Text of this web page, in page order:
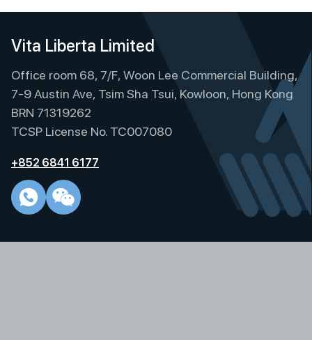
Vita Liberta Limited
Office room 68, 7/F, Woon Lee Commercial Building,
7-9 Austin Ave, Tsim Sha Tsui, Kowloon, Hong Kong
BRN 71319262
TCSP License No. TC007080
+852 6841 6177